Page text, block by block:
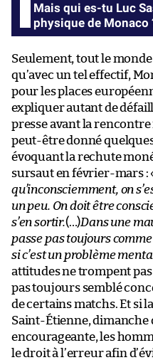
Mais qui es-tu Luc
physique de Monaco
Seulement, tout le
qu’avec un tel effectif,
pour les places
expliquer autant de
presse avant la rencontre
peut-être donné
évoquant la rechute
sursaut en février-mars :
qu’inconsciemment, on
un peu. On doit être
s’en sortir.(…)Dans une
passe pas toujours
si c’est un problème
attitudes ne trompent pas
pas toujours semblé
de certains matchs. Et si
Saint-Étienne, dimanche
encourageante, les
le droit à l’erreur afin